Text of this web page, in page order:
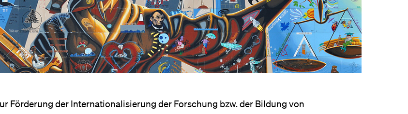
Förderung der Internationalisierung der Forschung bzw. der Bildung von
Mitarbeitende
Anmeldung und Zulassung